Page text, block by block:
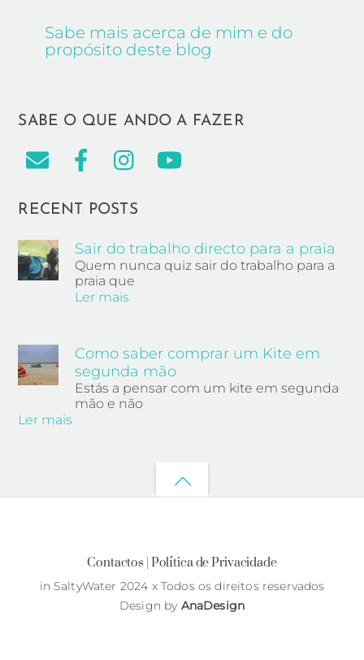
Sabe mais acerca de mim e do
propósito deste blog
SABE O QUE ANDO A FAZER
RECENT POSTS
Sair do trabalho directo para a praia
Quem nunca quiz sair do trabalho para a
praia que
Ler mais
Como saber comprar um Kite em
segunda mão
Estás a pensar com um kite em segunda
mão e não
Ler mais
Back
Contactos |Política de Privacidade
in SaltyWater 2024 x Todos os direitos reservados
Design by AnaDesign